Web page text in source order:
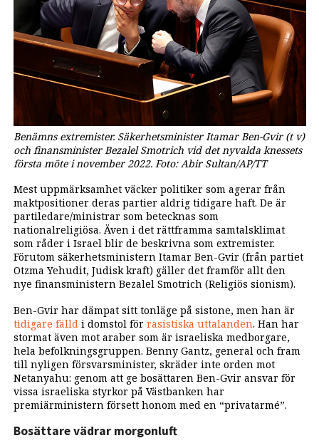
Benämns extremister. Säkerhetsminister Itamar Ben-Gvir (t v)
och finansminister Bezalel Smotrich vid det nyvalda knessets
första möte i november 2022. Foto: Abir Sultan/AP/TT
Mest uppmärksamhet väcker politiker som agerar från
maktpositioner deras partier aldrig tidigare haft. De är
partiledare/ministrar som betecknas som
nationalreligiösa. Även i det rättframma samtalsklimat
som råder i Israel blir de beskrivna som extremister.
Förutom säkerhetsministern Itamar Ben-Gvir (från partiet
Otzma Yehudit, Judisk kraft) gäller det framför allt den
nye finansministern Bezalel Smotrich (Religiös sionism).
Ben-Gvir har dämpat sitt tonläge på sistone, men han är
tidigare fälld i domstol för rasistiska uttalanden. Han har
stormat även mot araber som är israeliska medborgare,
hela befolkningsgruppen. Benny Gantz, general och fram
till nyligen försvarsminister, skräder inte orden mot
Netanyahu: genom att ge bosättaren Ben-Gvir ansvar för
vissa israeliska styrkor på Västbanken har
premiärministern försett honom med en “privatarmé”.
Bosättare vädrar morgonluft